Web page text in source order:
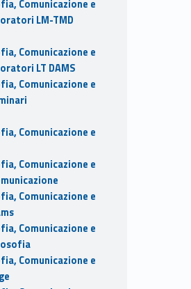
Comunicazione e
LM-TMD
Comunicazione e
LT DAMS
Comunicazione e
Comunicazione e
Comunicazione e
Comunicazione e
Comunicazione e
Comunicazione e